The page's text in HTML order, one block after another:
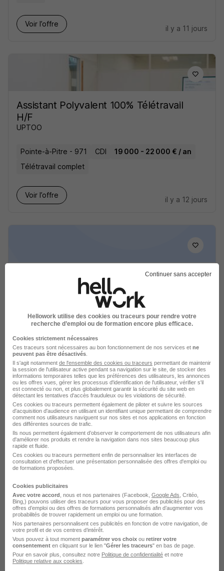
Voir l’offre
il y a 11 jours
Assistant Polyvalent 100% Télétravail
H/F
UPTOO
Pointe-à-Pitre - 971 CDI
19 000 - 22 000 € / an
Télétravail complet
Voir l’offre
il y a 12 jours
Conducteur de Pelle H/F
Intérim
12,31 - 16 € / heure
1 semaine
Voir l’offre
Délégué Médical Guadeloupe H/F
Servier
Pointe-à-Pitre - 971
Voir l’offre
il y a 13 jours
Continuer sans accepter
Hellowork utilise des cookies ou traceurs pour rendre votre
recherche d’emploi ou de formation encore plus efficace.
Cookies strictement nécessaires
Ces traceurs sont nécessaires au bon fonctionnement de nos services et ne
peuvent pas être désactivés
Il s'agit notamment de l'ensemble des cookies ou traceurs permettant de maintenir
la session de l'utilisateur active pendant sa navigation sur le site, de stocker des
informations temporaires telles que les préférences des utilisateurs, les annonces
ou les offres vues, gérer les processus d'identification de l'utilisateur, vérifier s'il
est connecté ou non, et plus globalement garantir la sécurité du site web en
détectant les tentatives d'accès frauduleux ou les violations de sécurité.
Ces cookies ou traceurs permettent également de piloter et suivre les sources
d'acquisition d'audience en utilisant un identifiant unique permettant de comprendre
comment nos utilisateurs naviguent sur nos sites et nos applications en fonction
des différentes sources de trafic.
Ils nous permettent également d’observer le comportement de nos utilisateurs afin
d'améliorer nos produits et rendre la navigation dans nos sites beaucoup plus
rapide et fluide.
Ces cookies ou traceurs permettent enfin de personnaliser les interfaces de
consultation et d'effectuer une présentation personnalisée des offres d'emploi ou
de formations proposées.
Cookies publicitaires
Avec votre accord , nous et nos partenaires (Facebook, Google Ads , Critéo,
Bing,) pouvons utiliser des traceurs pour vous proposer des publicités pour des
offres d’emploi ou des offres de formations personnalisés afin d’augmenter vos
probabilités de trouver rapidement un emploi ou une formation.
Nos partenaires personnalisent ces publicités en fonction de votre navigation, de
votre profil et de vos centres d’intérêt.
Vous pouvez à tout moment paramétrer vos choix ou retirer votre
consentement en cliquant sur le lien "Gérer les traceurs" en bas de page.
Pour en savoir plus, consultez notre Politique de confidentialité et notre
Politique relative aux cookies